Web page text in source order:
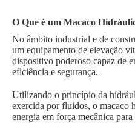
O Que é um Macaco
No âmbito industrial e de
um equipamento de elevação
dispositivo poderoso capaz de
eficiência e segurança.
Utilizando o princípio da
exercida por fluidos, o macaco
energia em força mecânica